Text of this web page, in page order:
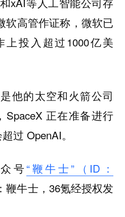
软高管作证称，微软已
上投入超过1000亿美
他的太空和火箭公司
SpaceX 正在准备进行
过 OpenAI。
号“鞭牛士”（ID：
鞭牛士，36氪经授权发